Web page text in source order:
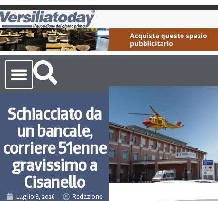
Schiacciato da
un bancale,
corriere 51enne
gravissimo a
Cisanello
Luglio 8, 2026 Redazione